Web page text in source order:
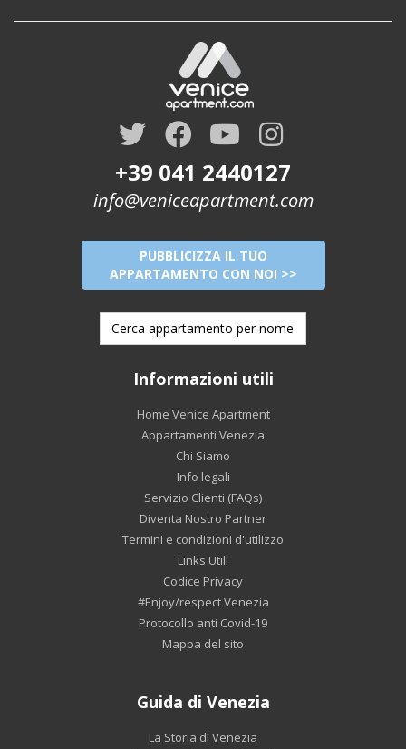
+39 041 2440127
info@veniceapartment.com
PUBBLICIZZA IL TUO
APPARTAMENTO CON NOI >>
Informazioni utili
Home Venice Apartment
Appartamenti Venezia
Chi Siamo
Info legali
Servizio Clienti (FAQs)
Diventa Nostro Partner
Termini e condizioni d'utilizzo
Links Utili
Codice Privacy
#Enjoy/respect Venezia
Protocollo anti Covid-19
Mappa del sito
Guida di Venezia
La Storia di Venezia